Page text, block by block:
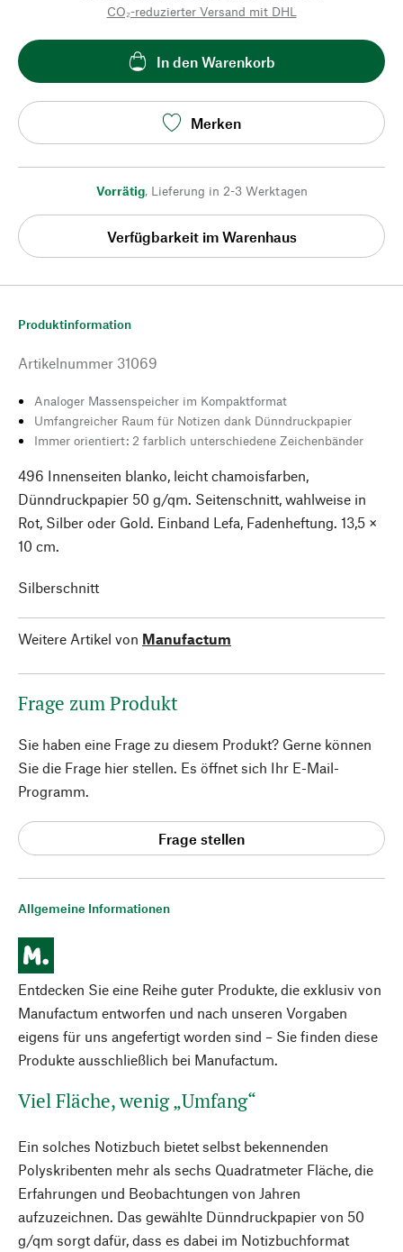
CO₂-reduzierter Versand mit DHL
In den Warenkorb
Merken
Vorrätig, Lieferung in 2-3 Werktagen
Verfügbarkeit im Warenhaus
Allgemeine Informationen
Entdecken Sie eine Reihe guter Produkte, die exklusiv von
Manufactum entworfen und nach unseren Vorgaben
eigens für uns angefertigt worden sind – Sie finden diese
Produkte ausschließlich bei Manufactum.
Viel Fläche, wenig „Umfang“
Ein solches Notizbuch bietet selbst bekennenden
Polyskribenten mehr als sechs Quadratmeter Fläche, die
Erfahrungen und Beobachtungen von Jahren
aufzuzeichnen. Das gewählte Dünndruckpapier von 50
g/qm sorgt dafür, dass es dabei im Notizbuchformat
Produktinformation
Artikelnummer 31069
Analoger Massenspeicher im Kompaktformat
Umfangreicher Raum für Notizen dank Dünndruckpapier
Immer orientiert: 2 farblich unterschiedene Zeichenbänder
496 Innenseiten blanko, leicht chamoisfarben,
Dünndruckpapier 50 g/qm. Seitenschnitt, wahlweise in
Rot, Silber oder Gold. Einband Lefa, Fadenheftung. 13,5 ×
10 cm.
Silberschnitt
Weitere Artikel von Manufactum
Frage zum Produkt
Sie haben eine Frage zu diesem Produkt? Gerne können
Sie die Frage hier stellen. Es öffnet sich Ihr E-Mail-
Programm.
Frage stellen